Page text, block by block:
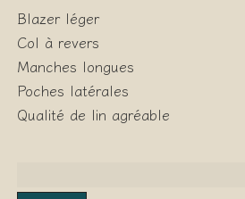
Blazer léger
Col à revers
Manches longues
Poches latérales
Qualité de lin agréable